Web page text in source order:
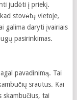
judėti į priekį.
stovėtų vietoje,
galima daryti įvairiais
pasirinkimas.
pavadinimą. Tai
srautus. Kai
skambučius, tai